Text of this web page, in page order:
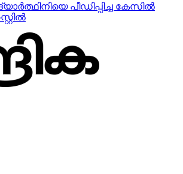
പീഡിപ്പിച്ച കേസില്‍